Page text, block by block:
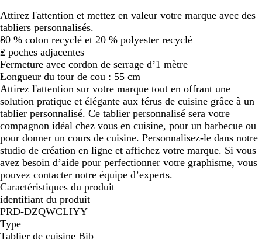
i
g
e
u
g
e
c
h
i
n
é
e
u
c
h
i
n
é
r
t
c
h
i
n
é
i
s
c
h
i
n
é
i
r
c
h
i
n
é
Attirez l'attention et mettez en valeur votre marque avec des
tabliers personnalisés.
80 % coton recyclé et 20 % polyester recyclé
2 poches adjacentes
Fermeture avec cordon de serrage d’1 mètre
Longueur du tour de cou : 55 cm
Attirez l'attention sur votre marque tout en offrant une
solution pratique et élégante aux férus de cuisine grâce à un
tablier personnalisé. Ce tablier personnalisé sera votre
compagnon idéal chez vous en cuisine, pour un barbecue ou
pour donner un cours de cuisine. Personnalisez-le dans notre
studio de création en ligne et affichez votre marque. Si vous
avez besoin d’aide pour perfectionner votre graphisme, vous
pouvez contacter notre équipe d’experts.
Caractéristiques du produit
identifiant du produit
PRD-DZQWCLIYY
Type
Tablier de cuisine Bib